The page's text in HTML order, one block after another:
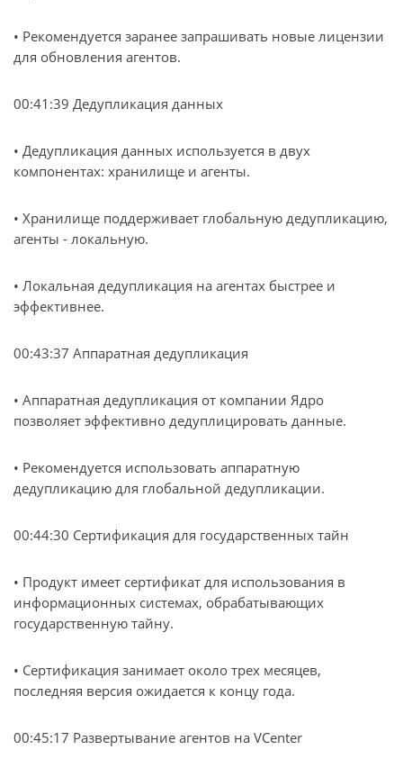
• Рекомендуется заранее запрашивать новые лицензии
для обновления агентов.
00:41:39 Дедупликация данных
• Дедупликация данных используется в двух
компонентах: хранилище и агенты.
• Хранилище поддерживает глобальную дедупликацию,
агенты - локальную.
• Локальная дедупликация на агентах быстрее и
эффективнее.
00:43:37 Аппаратная дедупликация
• Аппаратная дедупликация от компании Ядро
позволяет эффективно дедуплицировать данные.
• Рекомендуется использовать аппаратную
дедупликацию для глобальной дедупликации.
00:44:30 Сертификация для государственных тайн
• Продукт имеет сертификат для использования в
информационных системах, обрабатывающих
государственную тайну.
• Сертификация занимает около трех месяцев,
последняя версия ожидается к концу года.
00:45:17 Развертывание агентов на VCenter